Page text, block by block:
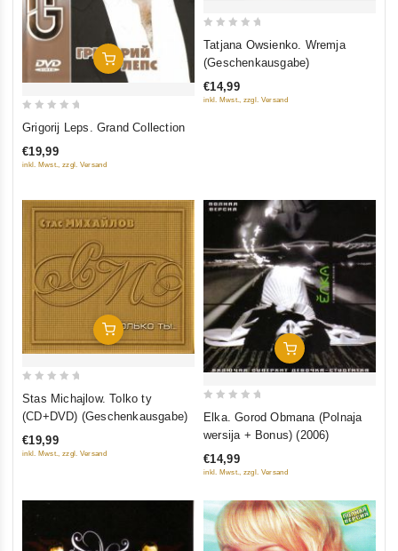
In Den Warenkorb
out
of
Grigorij Leps. Grand Collection
€19,99
inkl. Mwst., zzgl. Versand
out
5
Tatjana Owsienko. Wremja
(Geschenkausgabe)
€14,99
inkl. Mwst., zzgl. Versand
In Den Warenkorb
5
Stas Michajlow. Tolko ty
(CD+DVD) (Geschenkausgabe)
€19,99
inkl. Mwst., zzgl. Versand
In Den Warenkorb
5
Elka. Gorod Obmana (Polnaja
wersija + Bonus) (2006)
€14,99
inkl. Mwst., zzgl. Versand